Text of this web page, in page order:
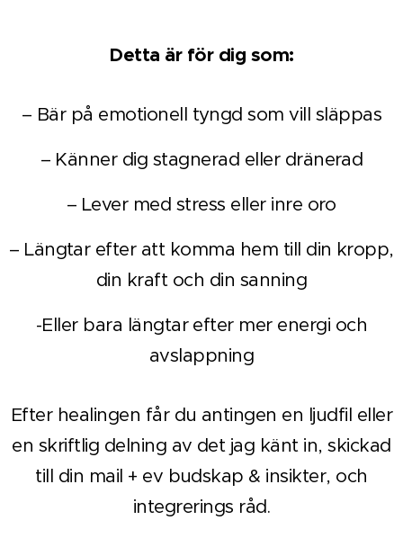
Detta är för dig som:
– Bär på emotionell tyngd som vill släppas
– Känner dig stagnerad eller dränerad
– Lever med stress eller inre oro
– Längtar efter att komma hem till din kropp,
din kraft och din sanning
-Eller bara längtar efter mer energi och
avslappning
Efter healingen får du antingen en ljudfil eller
en skriftlig delning av det jag känt in, skickad
till din mail + ev budskap & insikter, och
integrerings råd.